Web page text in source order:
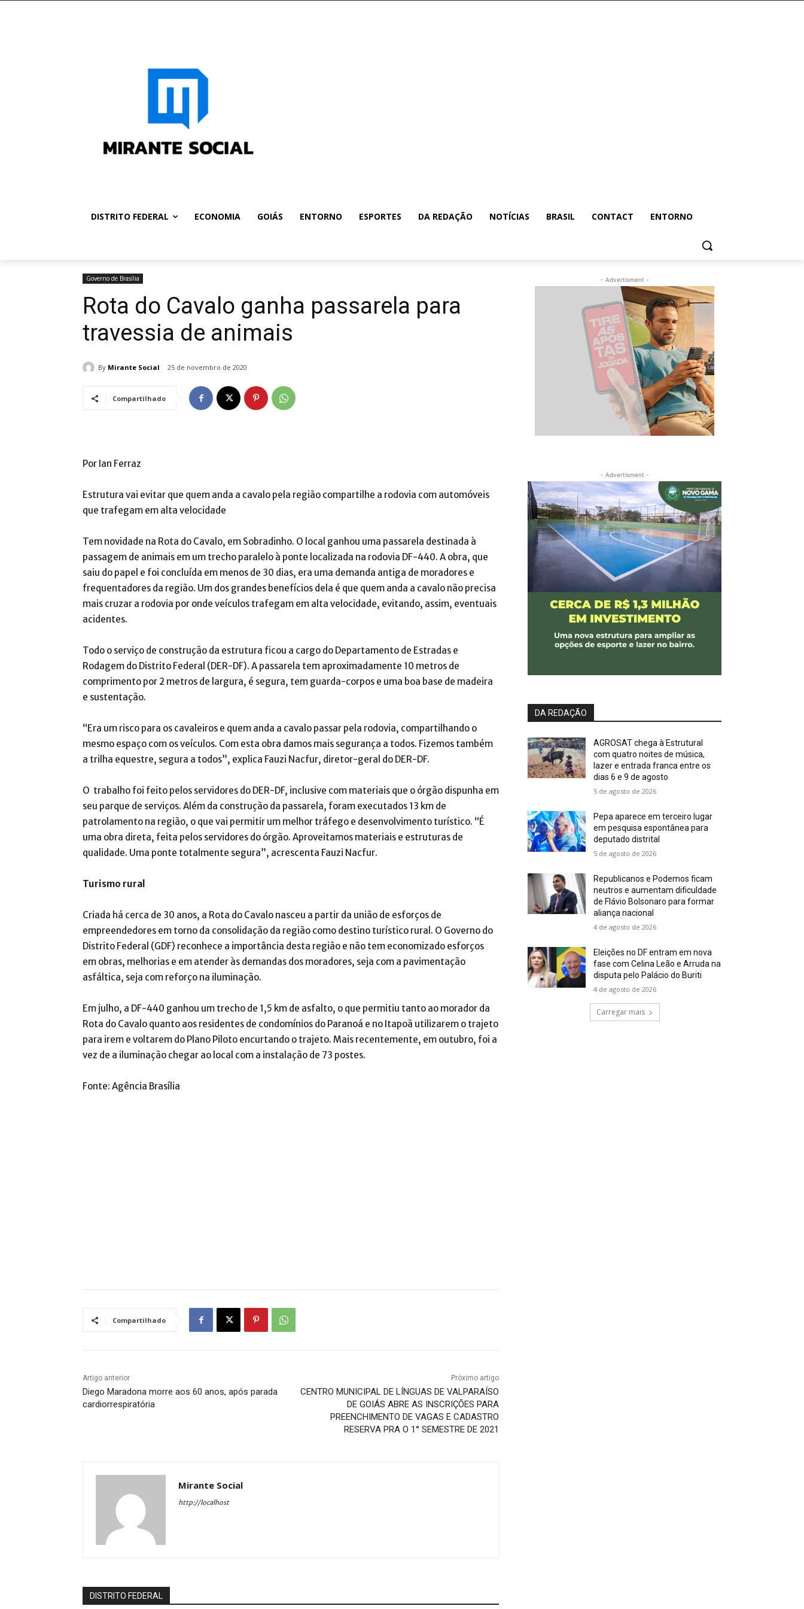
DISTRITO FEDERAL ECONOMIA GOIÁS ENTORNO ESPORTES DA REDAÇÃO NOTÍCIAS BRASIL CONTACT ENTORNO
Governo de Brasília
Rota do Cavalo ganha passarela para
travessia de animais
By Mirante Social 25 de novembro de 2020
Compartilhado
Por Ian Ferraz
Estrutura vai evitar que quem anda a cavalo pela região compartilhe a rodovia com automóveis
que trafegam em alta velocidade
Tem novidade na Rota do Cavalo, em Sobradinho. O local ganhou uma passarela destinada à
passagem de animais em um trecho paralelo à ponte localizada na rodovia DF-440. A obra, que
saiu do papel e foi concluída em menos de 30 dias, era uma demanda antiga de moradores e
frequentadores da região. Um dos grandes benefícios dela é que quem anda a cavalo não precisa
mais cruzar a rodovia por onde veículos trafegam em alta velocidade, evitando, assim, eventuais
acidentes.
Todo o serviço de construção da estrutura ficou a cargo do Departamento de Estradas e
Rodagem do Distrito Federal (DER-DF). A passarela tem aproximadamente 10 metros de
comprimento por 2 metros de largura, é segura, tem guarda-corpos e uma boa base de madeira
e sustentação.
“Era um risco para os cavaleiros e quem anda a cavalo passar pela rodovia, compartilhando o
mesmo espaço com os veículos. Com esta obra damos mais segurança a todos. Fizemos também
a trilha equestre, segura a todos”, explica Fauzi Nacfur, diretor-geral do DER-DF.
O trabalho foi feito pelos servidores do DER-DF, inclusive com materiais que o órgão dispunha em
seu parque de serviços. Além da construção da passarela, foram executados 13 km de
patrolamento na região, o que vai permitir um melhor tráfego e desenvolvimento turístico. “É
uma obra direta, feita pelos servidores do órgão. Aproveitamos materiais e estruturas de
qualidade. Uma ponte totalmente segura”, acrescenta Fauzi Nacfur.
Turismo rural
Criada há cerca de 30 anos, a Rota do Cavalo nasceu a partir da união de esforços de
empreendedores em torno da consolidação da região como destino turístico rural. O Governo do
Distrito Federal (GDF) reconhece a importância desta região e não tem economizado esforços
em obras, melhorias e em atender às demandas dos moradores, seja com a pavimentação
asfáltica, seja com reforço na iluminação.
Em julho, a DF-440 ganhou um trecho de 1,5 km de asfalto, o que permitiu tanto ao morador da
Rota do Cavalo quanto aos residentes de condomínios do Paranoá e no Itapoã utilizarem o trajeto
para irem e voltarem do Plano Piloto encurtando o trajeto. Mais recentemente, em outubro, foi a
vez de a iluminação chegar ao local com a instalação de 73 postes.
Fonte: Agência Brasília
Compartilhado
Artigo anterior
Diego Maradona morre aos 60 anos, após parada
cardiorrespiratória
Próximo artigo
CENTRO MUNICIPAL DE LÍNGUAS DE VALPARAÍSO
DE GOIÁS ABRE AS INSCRIÇÕES PARA
PREENCHIMENTO DE VAGAS E CADASTRO
RESERVA PRA O 1° SEMESTRE DE 2021
Mirante Social
http://localhost
DISTRITO FEDERAL
- Advertisment -
- Advertisment -
DA REDAÇÃO
AGROSAT chega à Estrutural
com quatro noites de música,
lazer e entrada franca entre os
dias 6 e 9 de agosto
5 de agosto de 2026
Pepa aparece em terceiro lugar
em pesquisa espontânea para
deputado distrital
5 de agosto de 2026
Republicanos e Podemos ficam
neutros e aumentam dificuldade
de Flávio Bolsonaro para formar
aliança nacional
4 de agosto de 2026
Eleições no DF entram em nova
fase com Celina Leão e Arruda na
disputa pelo Palácio do Buriti
4 de agosto de 2026
Carregar mais